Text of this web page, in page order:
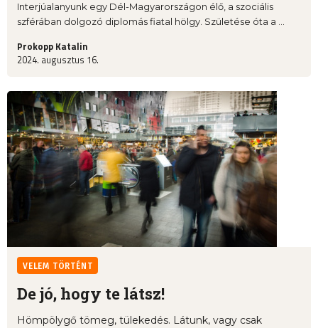
Interjúalanyunk egy Dél-Magyarországon élő, a szociális
szférában dolgozó diplomás fiatal hölgy. Születése óta a ...
Prokopp Katalin
2024. augusztus 16.
VELEM TÖRTÉNT
De jó, hogy te látsz!
Hömpölygő tömeg, tülekedés. Látunk, vagy csak